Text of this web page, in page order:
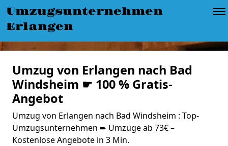
Umzugsunternehmen
Erlangen
Umzug von Erlangen nach Bad
Windsheim ☛ 100 % Gratis-
Angebot
Umzug von Erlangen nach Bad Windsheim : Top-
Umzugsunternehmen ➨ Umzüge ab 73€ –
Kostenlose Angebote in 3 Min.